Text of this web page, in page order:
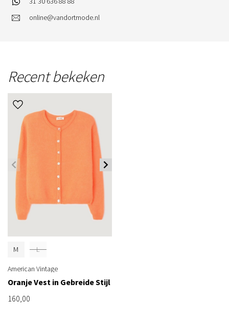
online@vandortmode.nl
Recent bekeken
M L
American Vintage
Oranje Vest in Gebreide Stijl
160,00